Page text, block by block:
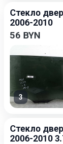
Стекло
2006-2010
56 BYN
3
Стекло
2006-2010